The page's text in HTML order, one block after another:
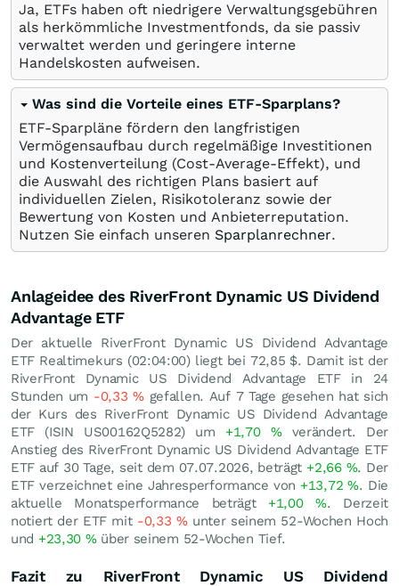
Ja, ETFs haben oft niedrigere Verwaltungsgebühren
als herkömmliche Investmentfonds, da sie passiv
verwaltet werden und geringere interne
Handelskosten aufweisen.
Was sind die Vorteile eines ETF-Sparplans?
ETF-Sparpläne fördern den langfristigen
Vermögensaufbau durch regelmäßige Investitionen
und Kostenverteilung (Cost-Average-Effekt), und
die Auswahl des richtigen Plans basiert auf
individuellen Zielen, Risikotoleranz sowie der
Bewertung von Kosten und Anbieterreputation.
Nutzen Sie einfach unseren Sparplanrechner.
Anlageidee des RiverFront Dynamic US Dividend
Advantage ETF
Der aktuelle RiverFront Dynamic US Dividend Advantage
ETF Realtimekurs (02:04:00) liegt bei 72,85 $. Damit ist der
RiverFront Dynamic US Dividend Advantage ETF in 24
Stunden um -0,33%gefallen. Auf 7 Tage gesehen hat sich
der Kurs des RiverFront Dynamic US Dividend Advantage
ETF (ISIN US00162Q5282) um +1,70 %verändert. Der
Anstieg des RiverFront Dynamic US Dividend Advantage ETF
ETF auf 30 Tage, seit dem 07.07.2026, beträgt +2,66 %. Der
ETF verzeichnet eine Jahresperformance von +13,72%. Die
aktuelle Monatsperformance beträgt +1,00%. Derzeit
notiert der ETF mit -0,33 %unter seinem 52-Wochen Hoch
und +23,30 %über seinem 52-Wochen Tief.
Fazit zu RiverFront Dynamic US Dividend